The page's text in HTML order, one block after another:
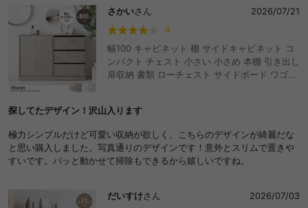
さかいさん
2026/07/21
4
幅100 キャビネット 棚 サイドキャビネット コ
ンパクト チェスト 小さい 小さめ 本棚 引き出し
扉収納 書類 ローチェスト サイドボード ワゴン
ワンルーム 一人暮らし リビング キッチン おし
マンガ DVD CD
探してたデザイン！沢山入ります
極力シンプルだけど可愛い収納が欲しく、こちらのデザインが綺麗だな
と思い購入しました。写真通りのデザインです！意外とスリムで置きや
すいです。パッと動かせて掃除もできるから嬉しいですね。
だいすけさん
2026/07/03